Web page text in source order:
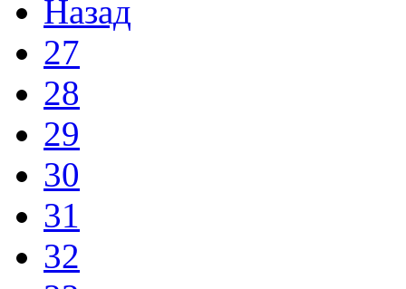
Назад
27
28
29
30
31
32